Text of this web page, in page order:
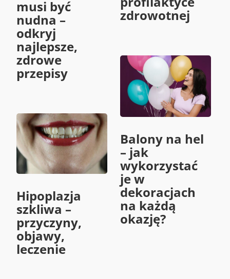
musi być
nudna –
odkryj
najlepsze,
zdrowe
przepisy
Hipoplazja
szkliwa –
przyczyny,
objawy,
leczenie
zdrowotnej
Balony na hel
– jak
wykorzystać
je w
dekoracjach
na każdą
okazję?